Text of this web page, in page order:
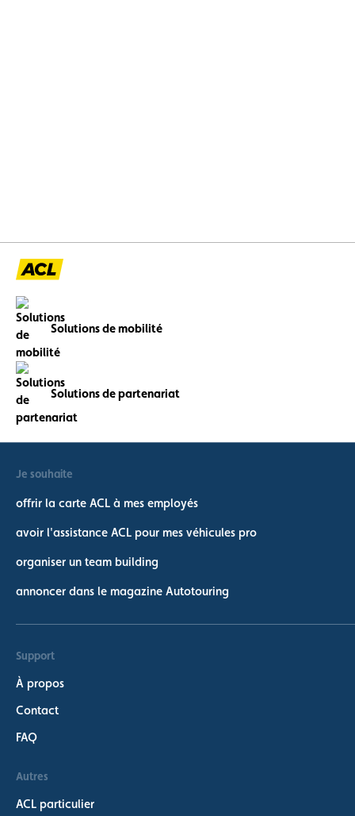
Solutions de mobilité
Solutions de partenariat
Je souhaite
offrir la carte ACL à mes employés
avoir l'assistance ACL pour mes véhicules pro
organiser un team building
annoncer dans le magazine Autotouring
Support
À propos
Contact
FAQ
Autres
ACL particulier